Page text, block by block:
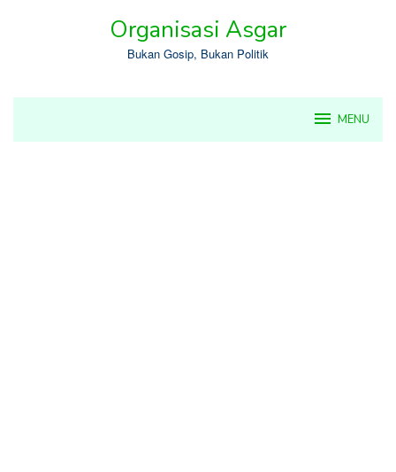
Organisasi Asgar
Bukan Gosip, Bukan Politik
MENU